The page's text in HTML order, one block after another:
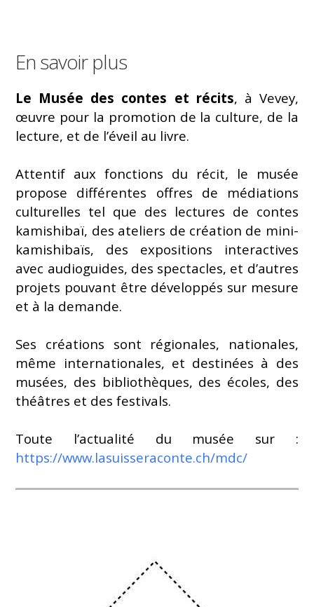
En savoir plus
Le Musée des contes et récits, à Vevey,
œuvre pour la promotion de la culture, de la
lecture, et de l’éveil au livre.
Attentif aux fonctions du récit, le musée
propose différentes offres de médiations
culturelles tel que des lectures de contes
kamishibaï, des ateliers de création de mini-
kamishibaïs, des expositions interactives
avec audioguides, des spectacles, et d’autres
projets pouvant être développés sur mesure
et à la demande.
Ses créations sont régionales, nationales,
même internationales, et destinées à des
musées, des bibliothèques, des écoles, des
théâtres et des festivals.
Toute l’actualité du musée sur :
https://www.lasuisseraconte.ch/mdc/